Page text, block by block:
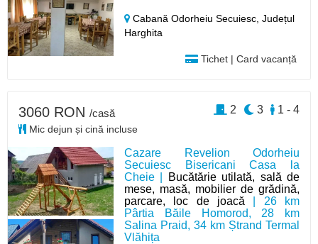
Cabană Odorheiu Secuiesc,Județul
Harghita
Tichet | Card vacanță
Cazare Revelion Odorheiu
Secuiesc Bisericani Casa la
Cheie |
Bucătărie utilată, sală de
mese, masă, mobilier de grădină,
parcare, loc de joacă | 26 km
Pârtia Băile Homorod, 28 km
Salina Praid, 34 km Ștrand Termal
Vlăhița
3060 RON /casă
Mic dejun și cină incluse
1 - 4
3
2